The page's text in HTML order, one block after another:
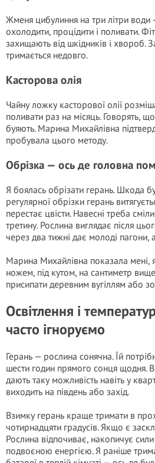
Жменя цибулиння на три літри води
охолодити, процідити і поливати.
захищають від шкідників і хвороб.
тримається недовго.
Касторова олія
Чайну ложку касторової олії
поливати раз на місяць. Говорять,
буяють. Марина Михайлівна
пробувала цього методу.
Обрізка — ось де головна
Я боялась обрізати герань. Шкода
регулярної обрізки герань
перестає цвісти. Навесні треба
третину. Рослина виглядає після
через два тижні дає молоді пагони,
Марина Михайлівна показала мені,
ножем, під кутом, на сантиметр
присипати деревним вугіллям або
Освітлення і
часто ігноруємо
Герань — рослина сонячна. Їй
шести годин прямого сонця щодня. В
дають таку можливість навіть у
виходить на південь або захід.
Взимку герань краще тримати в
чотирнадцяти градусів. Якщо є
Рослина відпочиває, накопичує сили
подвоєною енергією. Я раніше